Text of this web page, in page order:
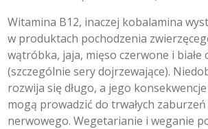
Witamina B12, inaczej kobalamina
w produktach pochodzenia
wątróbka, jaja, mięso czerwone i białe
(szczególnie sery dojrzewające).
rozwija się długo, a jego
mogą prowadzić do trwałych zaburzeń
nerwowego. Wegetarianie i weganie